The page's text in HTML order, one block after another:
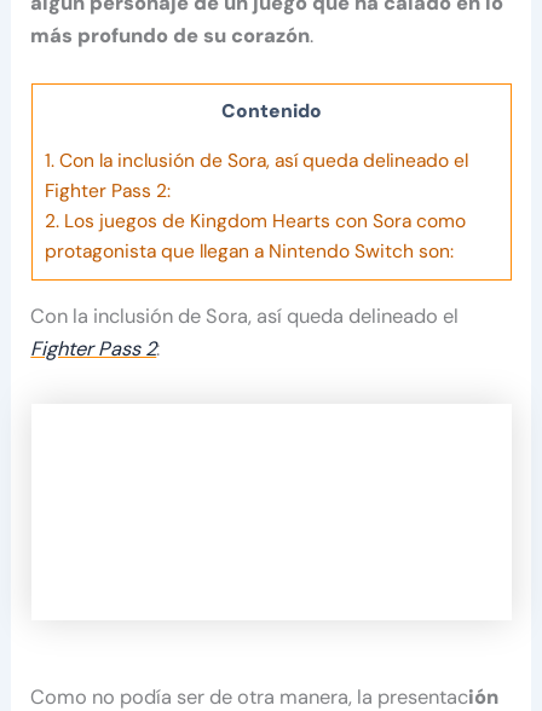
más profundo de su corazón.
Contenido
1.Con la inclusión de Sora, así queda delineado el
Fighter Pass 2:
2.Los juegos de Kingdom Hearts con Sora como
protagonista que llegan a Nintendo Switch son:
Con la inclusión de Sora, así queda delineado el
Fighter Pass 2:
Como no podía ser de otra manera, la presentación